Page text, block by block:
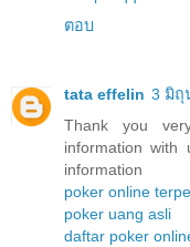
ตอบ
tata effelin 3 มิถุ
Thank you
information
information
poker online
poker uang asli
daftar poker